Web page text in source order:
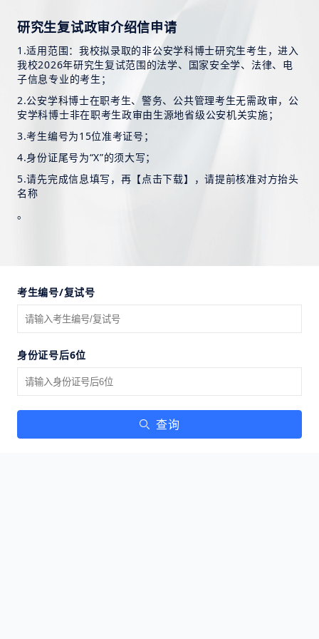
研究生复试政审介绍信申请
1.适用范围： 我校拟录取的非公安学科博士研究生考生，进入
我校2026年研究生复试范围的法学、国家安全学、法律、电
子信息专业的考生；
2.公安学科博士在职考生、警务、公共管理考生无需政审，公
安学科博士非在职考生政审由生源地省级公安机关实施；
3.考生编号为15位准考证号；
4.身份证尾号为“X”的须大写；
5.请先完成信息填写，再【点击下载】，请提前核准对方抬头
名称
。
考生编号/复试号
身份证号后6位
 查询